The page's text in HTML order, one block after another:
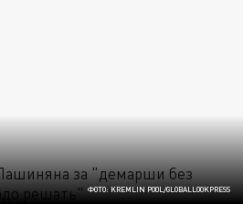
ФОТО: KREMLIN POOL/GLOBALLOOKPRESS